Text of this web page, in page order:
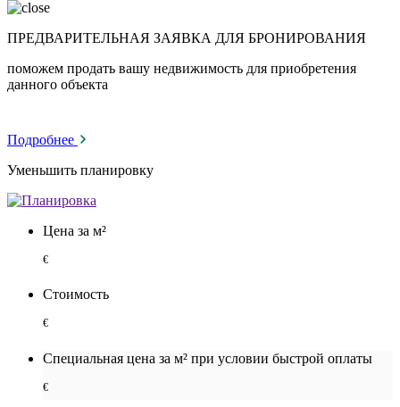
ПРЕДВАРИТЕЛЬНАЯ ЗАЯВКА ДЛЯ БРОНИРОВАНИЯ
поможем продать вашу недвижимость для приобретения
данного объекта
Подробнее
Уменьшить планировку
Цена за м²
€
Стоимость
€
Специальная цена за м² при условии быстрой оплаты
€